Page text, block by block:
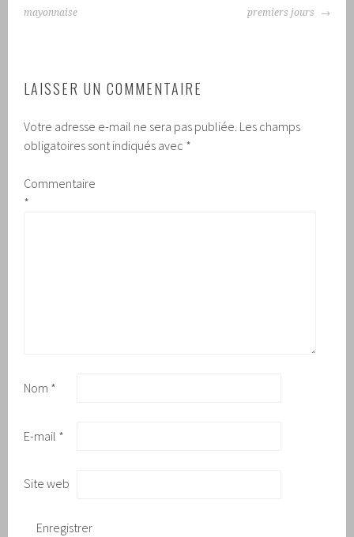
mayonnaise
premiers jours
LAISSER UN COMMENTAIRE
Votre adresse e-mail ne sera pas publiée. Les champs
obligatoires sont indiqués avec *
Commentaire
*
Nom *
E-mail *
Site web
Enregistrer